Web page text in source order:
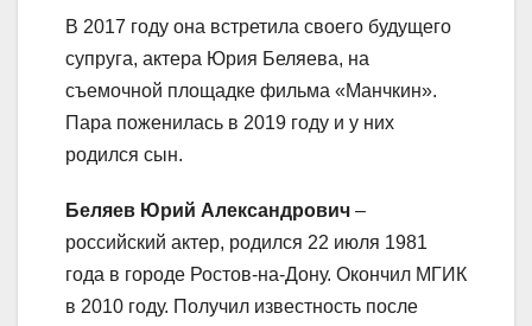
В 2017 году она встретила своего будущего
супруга, актера Юрия Беляева, на
съемочной площадке фильма «Манчкин».
Пара поженилась в 2019 году и у них
родился сын.
Беляев Юрий Александрович –
российский актер, родился 22 июля 1981
года в городе Ростов-на-Дону. Окончил МГИК
в 2010 году. Получил известность после